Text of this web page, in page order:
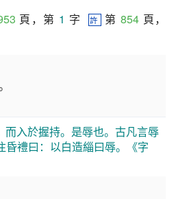
頁，第 1 字 許 第 854 頁，
而入於握持。是辱也。古凡言辱
昏禮曰：以白造緇曰辱。《字